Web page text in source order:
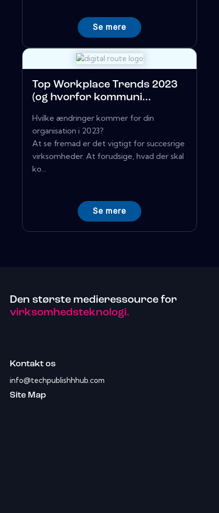
Se mere
Top Workplace Trends 2023
(og hvorfor kommuni...
Hvilke ændringer kommer for din
organisation i 2023?
At se fremad er det vigtigt for succesrige
virksomheder. At forudsige, hvad der skal
ko...
Se mere
Den største medieressource for
virksomhedsteknologi.
Kontakt os
info@techpublishhhub.com
Site Map